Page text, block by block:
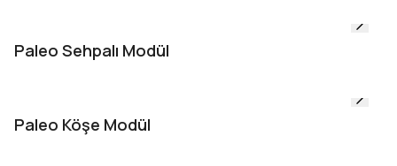
Paleo Sehpalı Modül
Paleo Köşe Modül